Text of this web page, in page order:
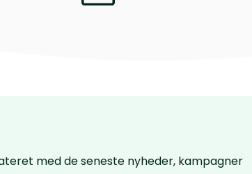
med de seneste nyheder, kampagner